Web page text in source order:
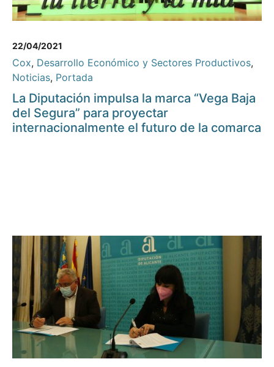
22/04/2021
Cox, Desarrollo Económico y Sectores Productivos,
Noticias, Portada
La Diputación impulsa la marca “Vega Baja
del Segura” para proyectar
internacionalmente el futuro de la comarca